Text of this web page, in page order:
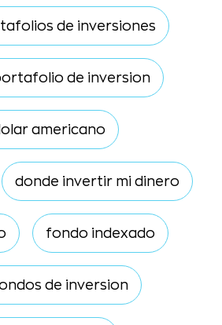
de inversiones
de inversion
americano
donde invertir mi dinero
fondo indexado
de inversion